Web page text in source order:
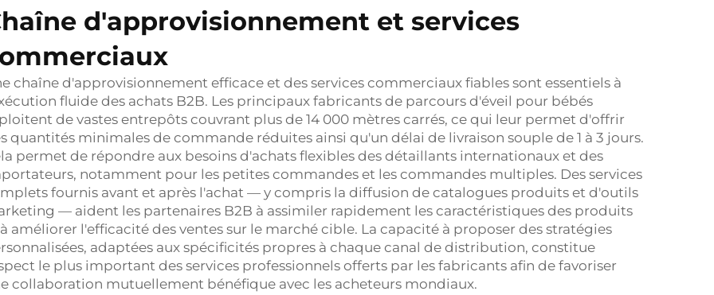
d'approvisionnement et services
chaîne d'approvisionnement efficace et des services commerciaux fiables sont essentiels à
fluide des achats B2B. Les principaux fabricants de parcours d'éveil pour bébés
de vastes entrepôts couvrant plus de 14 000 mètres carrés, ce qui leur permet d'offrir
quantités minimales de commande réduites ainsi qu'un délai de livraison souple de 1 à 3 jours.
permet de répondre aux besoins d'achats flexibles des détaillants internationaux et des
notamment pour les petites commandes et les commandes multiples. Des services
fournis avant et après l'achat — y compris la diffusion de catalogues produits et d'outils
— aident les partenaires B2B à assimiler rapidement les caractéristiques des produits
améliorer l'efficacité des ventes sur le marché cible. La capacité à proposer des stratégies
adaptées aux spécificités propres à chaque canal de distribution, constitue
le plus important des services professionnels offerts par les fabricants afin de favoriser
collaboration mutuellement bénéfique avec les acheteurs mondiaux.